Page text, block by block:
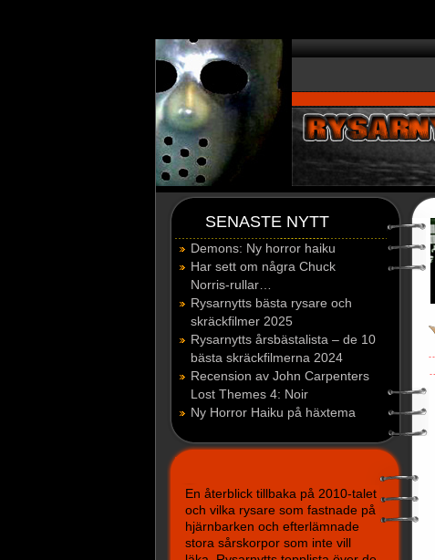
SENASTE NYTT
Demons: Ny horror haiku
Har sett om några Chuck
Norris-rullar…
Rysarnytts bästa rysare och
skräckfilmer 2025
Rysarnytts årsbästalista – de 10
bästa skräckfilmerna 2024
Recension av John Carpenters
Lost Themes 4: Noir
Ny Horror Haiku på häxtema
En återblick tillbaka på 2010-talet
och vilka rysare som fastnade på
hjärnbarken och efterlämnade
stora sårskorpor som inte vill